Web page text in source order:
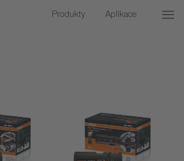
Produkty Aplikace